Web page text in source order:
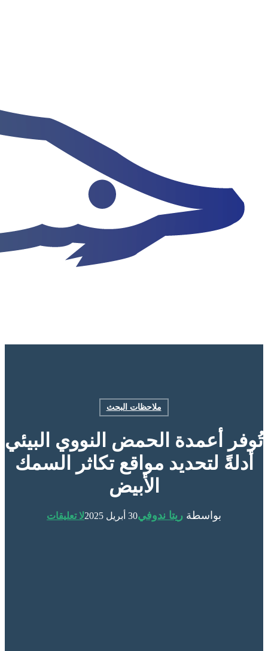
ملاحظات البحث
تُوفر أعمدة الحمض النووي البيئي
أدلةً لتحديد مواقع تكاثر السمك
الأبيض
بواسطة ريتا ندوفي30 أبريل 2025 لا تعليقات